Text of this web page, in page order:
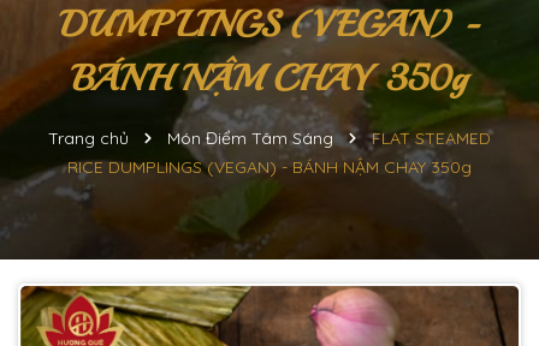
DUMPLINGS (VEGAN) -
BÁNH NẬM CHAY 350g
Trang chủ Món Điểm Tâm Sáng
FLAT STEAMED
RICE DUMPLINGS (VEGAN) - BÁNH NẬM CHAY 350g